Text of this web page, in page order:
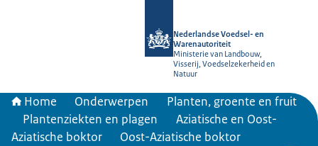
Nederlandse Voedsel- en
Warenautoriteit
Ministerie van Landbouw,
Visserij, Voedselzekerheid en
Natuur
Home Onderwerpen
Planten, groente en fruit
Plantenziekten en plagen
Aziatische en Oost-
Aziatische boktor
Oost-Aziatische boktor